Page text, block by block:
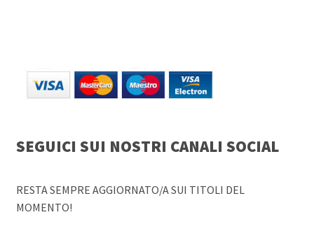
SEGUICI SUI NOSTRI CANALI SOCIAL
RESTA SEMPRE AGGIORNATO/A SUI TITOLI DEL
MOMENTO!